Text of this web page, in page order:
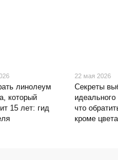
линолеум
который
15 лет: гид
22 мая 2026
Секреты
что
кроме цвета